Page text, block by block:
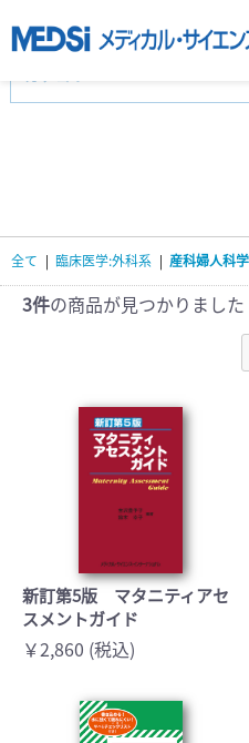
臨床医学:一般(359) 臨床医学:内
基礎医学(93)
看護学(21)
医療技術(16)
栄養学(0)
薬学(7)
医学一般(91)
全て | 臨床医学:外科系 | 産科婦人科学
3件の商品が見つかりました
新訂第5版 マタニティアセ
スメントガイド
￥2,860 (税込)